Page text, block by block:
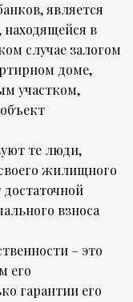
является
в
случае залогом
доме,
участком,
те люди,
жилищного
взноса
– это
его
гарантии его